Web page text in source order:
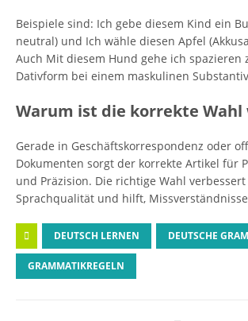
Beispiele sind: Ich gebe diesem Kind ein
neutral) und Ich wähle diesen Apfel
Auch Mit diesem Hund gehe ich spazieren
Dativform bei einem maskulinen
Warum ist die korrekte Wahl
Gerade in Geschäftskorrespondenz oder
Dokumenten sorgt der korrekte Artikel für
und Präzision. Die richtige Wahl
Sprachqualität und hilft,
DEUTSCH LERNEN DEUTSCHE
GRAMMATIKREGELN